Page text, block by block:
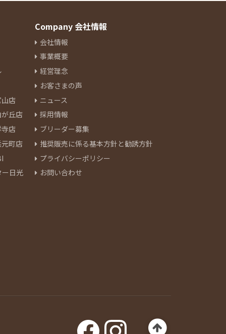
店
丘店
店
町店
日光
Company 会社情報
会社情報
事業概要
経営理念
お客さまの声
ニュース
採用情報
ブリーダー募集
推奨販売に係る基本方針と勧誘方針
プライバシーポリシー
お問い合わせ